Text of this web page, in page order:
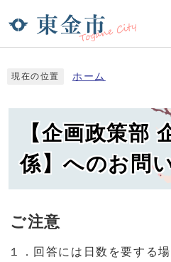
現在の位置 ホーム
【企画政策部
係】へのお問
ご注意
１．回答には日数を要する